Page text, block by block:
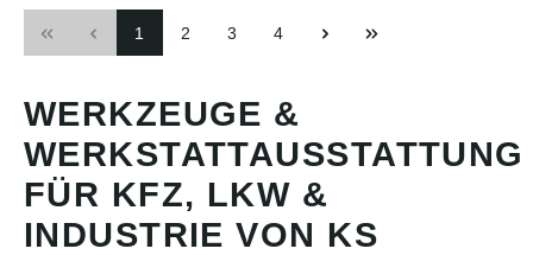
Kunststoffkoffer.
Angaben gemäß
Produktsicherheitsveror
KS Tools Werkzeuge-
Maschinen GmbH,
Seligenstädter Grund
10-12, 63150
Heusenstamm, DE,
info@kstools.com
dnung ((EU) 2023/998):
10-12, 63150
Heusenstamm, DE,
info@kstools.com
1 2 3 4
WERKZEUGE &
WERKSTATTAUSSTATTUNG
FÜR KFZ, LKW &
INDUSTRIE VON KS